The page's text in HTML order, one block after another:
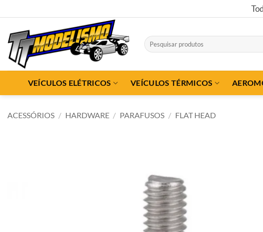
to
content
Pesquisar
por:
VEÍCULOS ELÉTRICOS VEÍCULOS TÉRMICOS
ACESSÓRIOS / HARDWARE / PARAFUSOS / FLAT HEAD